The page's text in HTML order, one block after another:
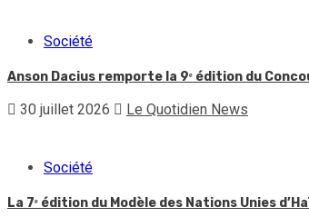
Société
Anson Dacius remporte la 9ᵉ édition du
30 juillet 2026 Le Quotidien News
Société
La 7ᵉ édition du Modèle des Nations Unies